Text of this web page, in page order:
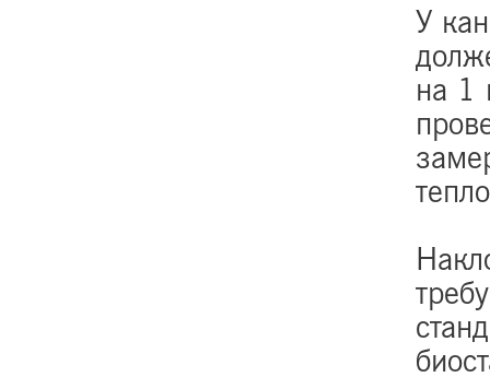
У
на 1